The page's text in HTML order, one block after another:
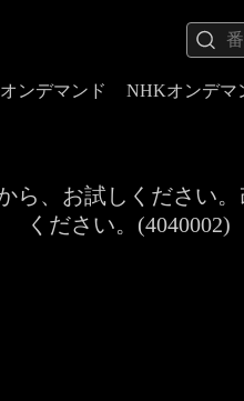
ンデマンド NHKオンデマ
ら、お試しください
ください。(4040002)